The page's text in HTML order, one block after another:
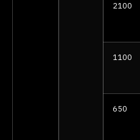
2100
1100
650